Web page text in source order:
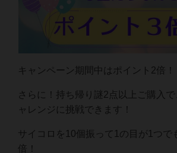
キャンペーン期間中はポイント2倍！
さらに！持ち帰り謎2点以上ご購入
ャレンジに挑戦できます！
サイコロを10個振って1の目が1つで
倍！